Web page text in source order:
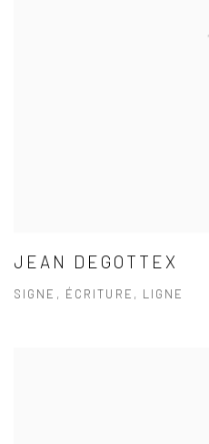
JEAN DEGOTTEX
SIGNE, ÉCRITURE, LIGNE